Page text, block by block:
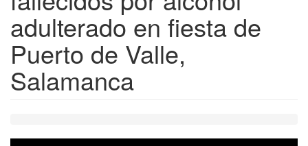
adulterado en fiesta de
Puerto de Valle,
Salamanca